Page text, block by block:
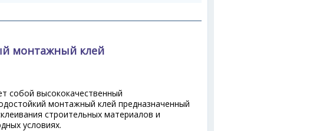
монтажный клей
собой высококачественный
монтажный клей предназначенный
строительных материалов и
условиях.